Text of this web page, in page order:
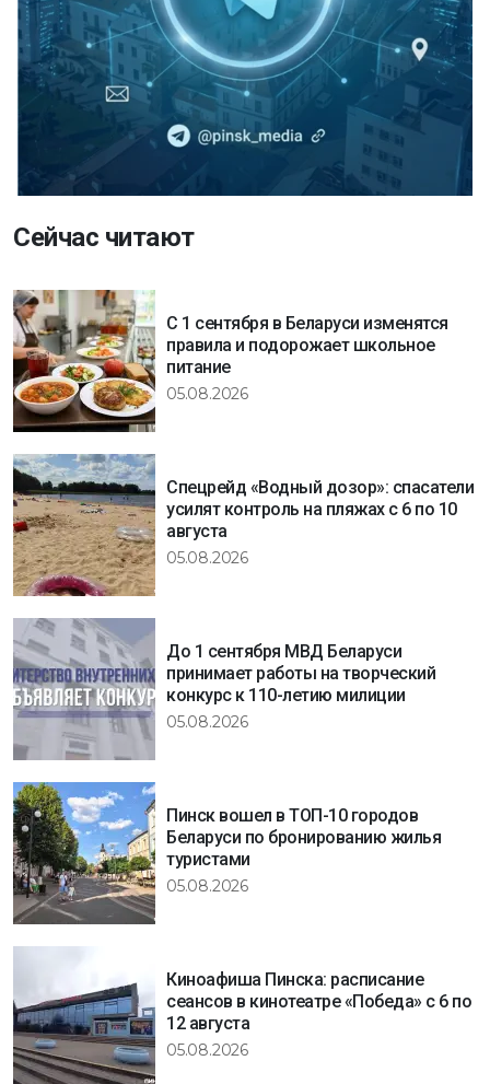
Сейчас читают
С 1 сентября в Беларуси изменятся
правила и подорожает школьное
питание
05.08.2026
Спецрейд «Водный дозор»: спасатели
усилят контроль на пляжах с 6 по 10
августа
05.08.2026
До 1 сентября МВД Беларуси
принимает работы на творческий
конкурс к 110-летию милиции
05.08.2026
Пинск вошел в ТОП-10 городов
Беларуси по бронированию жилья
туристами
05.08.2026
Киноафиша Пинска: расписание
сеансов в кинотеатре «Победа» с 6 по
12 августа
05.08.2026